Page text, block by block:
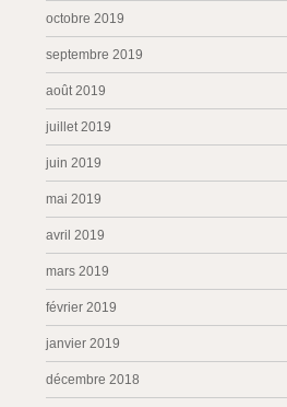
octobre 2019
septembre 2019
août 2019
juillet 2019
juin 2019
mai 2019
avril 2019
mars 2019
février 2019
janvier 2019
décembre 2018